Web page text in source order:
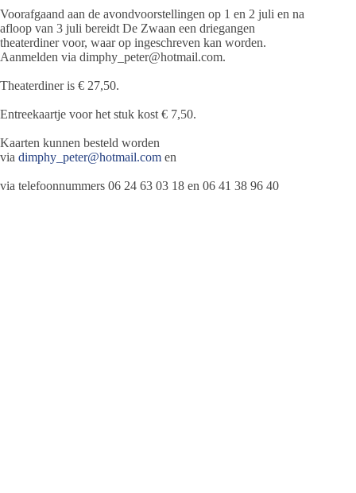
Voorafgaand aan de avondvoorstellingen op 1 en 2 juli en na
afloop van 3 juli bereidt De Zwaan een driegangen
theaterdiner voor, waar op ingeschreven kan worden.
Aanmelden via dimphy_peter@hotmail.com.
Theaterdiner is € 27,50.
Entreekaartje voor het stuk kost € 7,50.
Kaarten kunnen besteld worden
via dimphy_peter@hotmail.com en
via telefoonnummers 06 24 63 03 18 en 06 41 38 96 40